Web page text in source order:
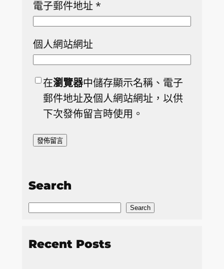
電子郵件地址 *
個人網站網址
在瀏覽器中儲存顯示名稱、電子
郵件地址及個人網站網址，以供
下次發佈留言時使用。
Search
S
a
Search
Recent Posts